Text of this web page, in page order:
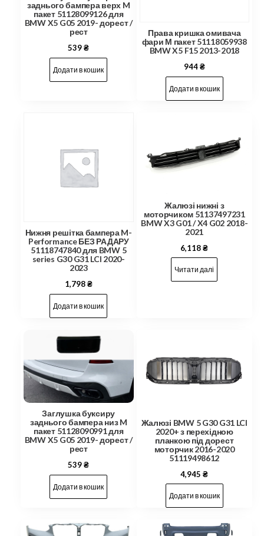
заднього бампера верх M
пакет 51128099126 для
BMW X5 G05 2019- дорест /
рест
539₴
Додати в кошик
Права кришка омивача
фари М пакет 51118059938
BMW X5 F15 2013-2018
944₴
Додати в кошик
Нижня решітка бампера M-
Performance БЕЗ РАДАРУ
51118747840 для BMW 5
series G30 G31 LCI 2020-
2023
1,798₴
Додати в кошик
Жалюзі нижні з
моторчиком 51137497231
BMW X3 G01 / X4 G02 2018-
2021
6,118₴
Читати далі
Заглушка буксиру
заднього бампера низ M
пакет 51128090991 для
BMW X5 G05 2019- дорест /
рест
539₴
Додати в кошик
Жалюзі BMW 5 G30 G31 LCI
2020+ з перехідною
планкою під дорест
моторчик 2016-2020
51119498612
4,945₴
Додати в кошик